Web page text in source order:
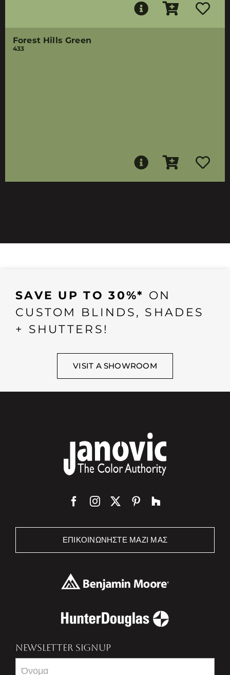
Forest Hills Green
433
SAVE UP TO 30%* ON
CUSTOM BLINDS, SHADES
+ SHUTTERS!
VISIT A SHOWROOM
ΕΠΙΚΟΙΝΩΝΉΣΤΕ ΜΑΖΊ ΜΑΣ
NEWSLETTER SIGNUP
Newsletter